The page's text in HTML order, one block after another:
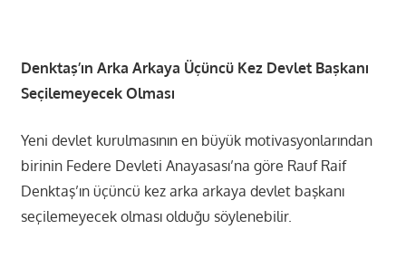
Denktaş’ın Arka Arkaya Üçüncü Kez Devlet Başkanı
Seçilemeyecek Olması
Yeni devlet kurulmasının en büyük motivasyonlarından
birinin Federe Devleti Anayasası’na göre Rauf Raif
Denktaş’ın üçüncü kez arka arkaya devlet başkanı
seçilemeyecek olması olduğu söylenebilir.